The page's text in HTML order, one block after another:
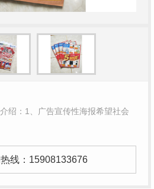
绍：1、广告宣传性海报希望社会
线： 15908133676